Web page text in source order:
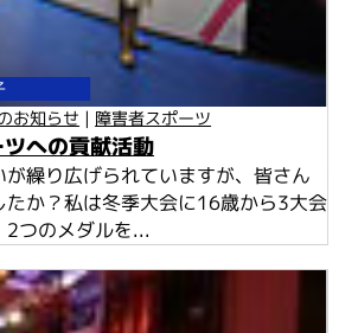
お知らせ | 障害者スポーツ
への貢献活動
が繰り広げられていますが、皆さん
たか？私は冬季大会に16歳から3大会
2つのメダルを...